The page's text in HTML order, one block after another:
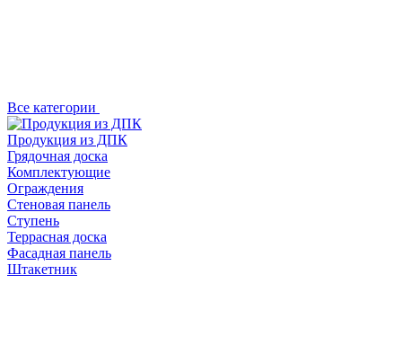
Все категории
Продукция из ДПК
Грядочная доска
Комплектующие
Ограждения
Стеновая панель
Ступень
Террасная доска
Фасадная панель
Штакетник